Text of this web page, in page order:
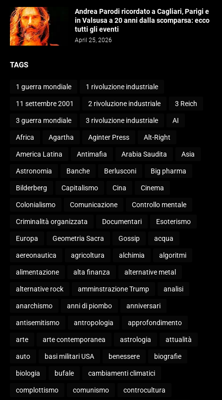
Andrea Parodi ricordato a Cagliari, Parigi e
in Valsusa a 20 anni dalla scomparsa: ecco
tutti gli eventi
April 25, 2026
TAGS
1 guerra mondiale 1 rivoluzione industriale
11 settembre 2001 2 rivoluzione industriale 3 Reich
3 guerra mondiale 3 rivoluzione industriale AI
Africa Agartha Aginter Press Alt-Right
America Latina Antimafia Arabia Saudita Asia
Astronomia Banche Berlusconi Big pharma
Bilderberg Capitalismo Cina Cinema
Colonialismo Comunicazione Controllo mentale
Criminalità organizzata Documentari Esoterismo
Europa Geometria Sacra Gossip acqua
aereonautica agricoltura alchimia algoritmi
alimentazione alta finanza alternative metal
alternative rock amminstrazione Trump analisi
anarchismo anni di piombo anniversari
antisemitismo antropologia approfondimento
arte arte contemporanea astrologia attualità
auto basi militari USA benessere biografie
biologia bufale cambiamenti climatici
complottismo comunismo controcultura